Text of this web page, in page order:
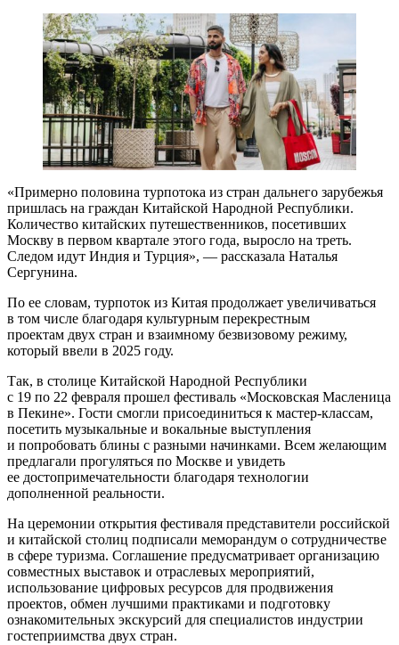
«Примерно половина турпотока из стран дальнего зарубежья
пришлась на граждан Китайской Народной Республики.
Количество китайских путешественников, посетивших
Москву в первом квартале этого года, выросло на треть.
Следом идут Индия и Турция», — рассказала Наталья
Сергунина.
По ее словам, турпоток из Китая продолжает увеличиваться
в том числе благодаря культурным перекрестным
проектам двух стран и взаимному безвизовому режиму,
который ввели в 2025 году.
Так, в столице Китайской Народной Республики
с 19 по 22 февраля прошел фестиваль «Московская Масленица
в Пекине». Гости смогли присоединиться к мастер-классам,
посетить музыкальные и вокальные выступления
и попробовать блины с разными начинками. Всем желающим
предлагали прогуляться по Москве и увидеть
ее достопримечательности благодаря технологии
дополненной реальности.
На церемонии открытия фестиваля представители российской
и китайской столиц подписали меморандум о сотрудничестве
в сфере туризма. Соглашение предусматривает организацию
совместных выставок и отраслевых мероприятий,
использование цифровых ресурсов для продвижения
проектов, обмен лучшими практиками и подготовку
ознакомительных экскурсий для специалистов индустрии
гостеприимства двух стран.